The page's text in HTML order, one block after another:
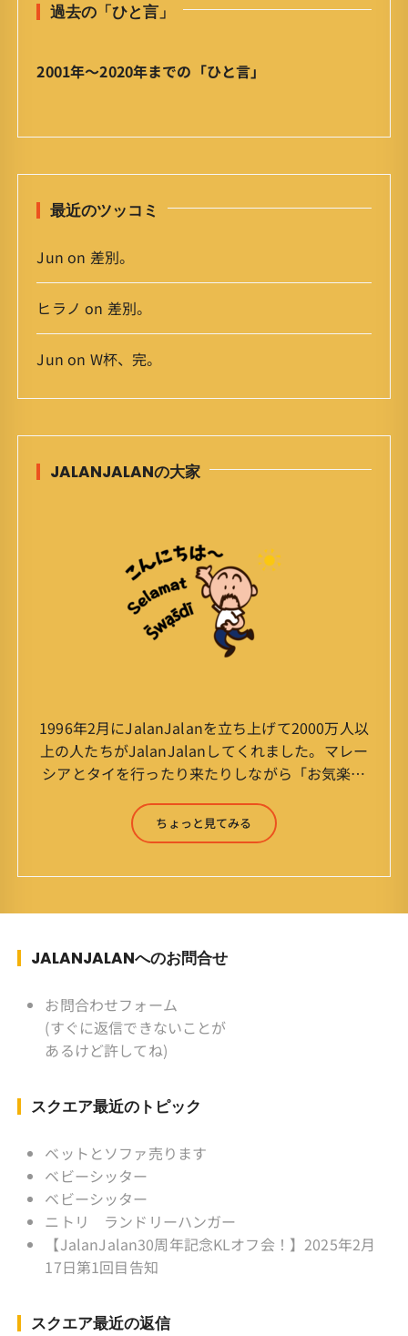
言
ア
イ
過去の「ひと言」
2001年〜2020年までの「ひと言」
最近のツッコミ
Jun on 差別。
ヒラノ on 差別。
Jun on W杯、完。
JALANJALANの大家
1996年2月にJalanJalanを立ち上げて2000万人以
上の人たちがJalanJalanしてくれました。マレー
シアとタイを行ったり来たりしながら「お気楽」
森 淳（Jun Yamamori） 生年月日 ：1959年
7月4日(61才) 生まれ ：香港(3才まで)
スポーツ ：水泳(浜名湾流古式泳法、競泳平泳
ク ソフトボール
監督 BKKソフトボール「おぼん
こぼん 」監督 マレーシア歴：1991年から31年
目 タイ歴 ：2001年から21年目
ちょっと見てみる
JALANJALANへのお問合せ
お問合わせフォーム
(すぐに返信できないことが
あるけど許してね)
スクエア最近のトピック
ベットとソファ売ります
ベビーシッター
ベビーシッター
ニトリ ランドリーハンガー
【JalanJalan30周年記念KLオフ会！】2025年2月
17日第1回目告知
スクエア最近の返信